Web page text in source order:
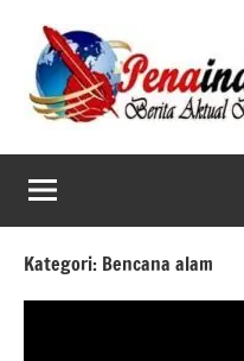
content
Kategori: Bencana alam